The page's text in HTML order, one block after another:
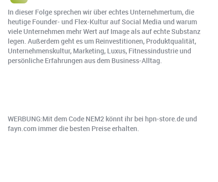
In dieser Folge sprechen wir über echtes Unternehmertum, die
heutige Founder- und Flex-Kultur auf Social Media und warum
viele Unternehmen mehr Wert auf Image als auf echte Substanz
legen. Außerdem geht es um Reinvestitionen, Produktqualität,
Unternehmenskultur, Marketing, Luxus, Fitnessindustrie und
persönliche Erfahrungen aus dem Business-Alltag.
WERBUNG:Mit dem Code NEM2 könnt ihr bei hpn-store.de und
fayn.com immer die besten Preise erhalten.